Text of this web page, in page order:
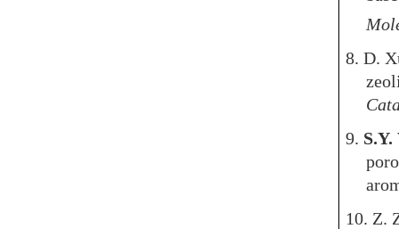
8. D.
9. S.Y.
10. Z.